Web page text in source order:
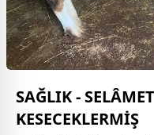
SAĞLIK -
KESECEKLERMİŞ